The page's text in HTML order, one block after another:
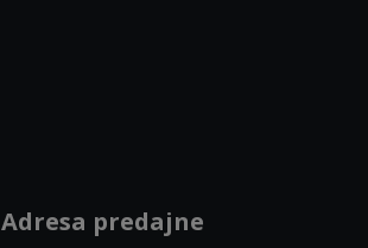
Adresa predajne